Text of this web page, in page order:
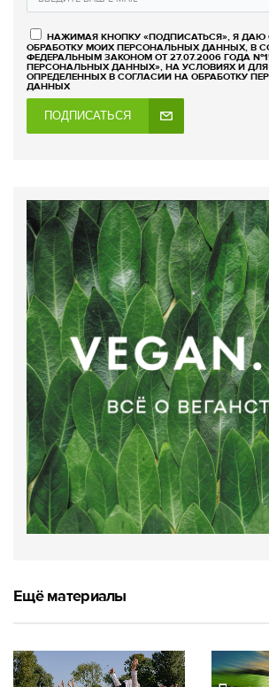
НАЖИМАЯ КНОПКУ «ПОДПИСАТЬСЯ», Я ДАЮ
ОБРАБОТКУ МОИХ ПЕРСОНАЛЬНЫХ ДАННЫХ, В
ФЕДЕРАЛЬНЫМ ЗАКОНОМ ОТ 27.07.2006 ГОДА
ПЕРСОНАЛЬНЫХ ДАННЫХ», НА УСЛОВИЯХ И ДЛЯ
ОПРЕДЕЛЕННЫХ В СОГЛАСИИ НА ОБРАБОТКУ
ДАННЫХ
ПОДПИСАТЬСЯ
Ещё материалы